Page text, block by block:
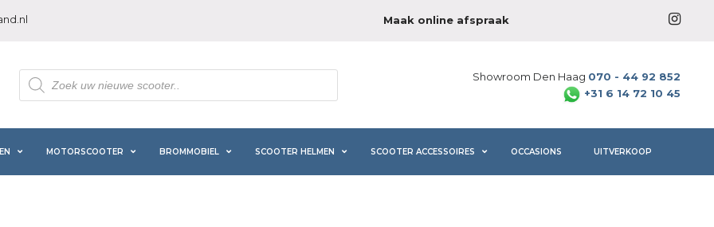
Maak online afspraak
Producten
zoeken
Showroom Den Haag 070 - 44 92 852
+31 6 14 72 10 45
MOTORSCOOTER BROMMOBIEL SCOOTER HELMEN SCOOTER ACCESSOIRES OCCASIONS UITVERKOOP